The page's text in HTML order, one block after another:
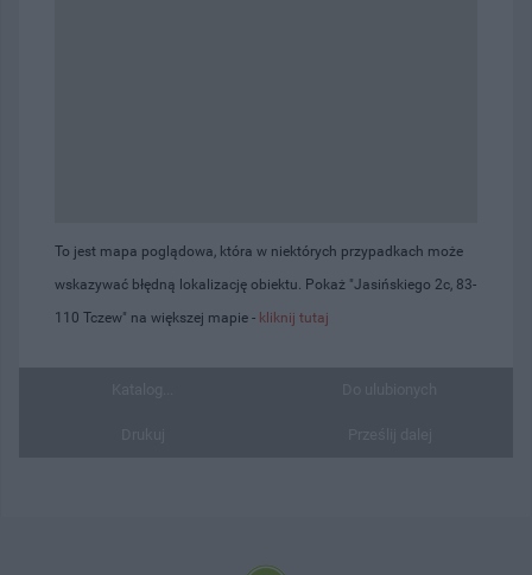
To jest mapa poglądowa, która w niektórych przypadkach może
wskazywać błędną lokalizację obiektu. Pokaż "Jasińskiego 2c, 83-
110 Tczew" na większej mapie - kliknij tutaj